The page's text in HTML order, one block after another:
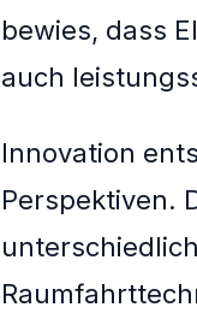
bewies, dass
auch
Innovation
Perspektiven.